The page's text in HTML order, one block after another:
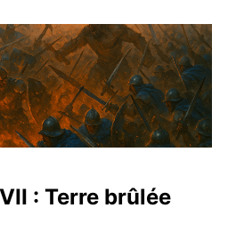
: Terre brûlée